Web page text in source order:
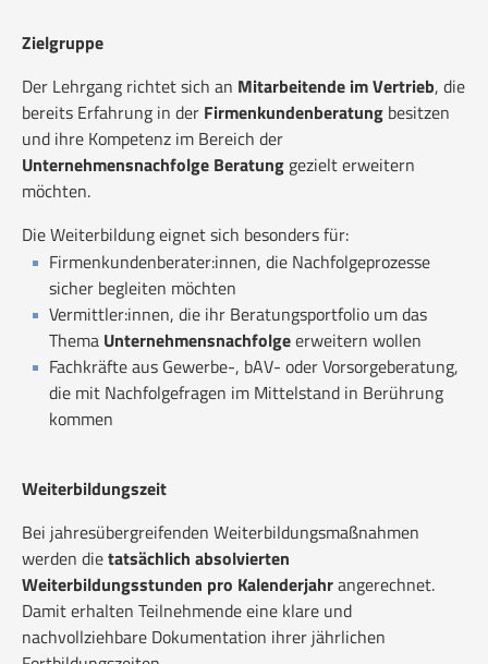
Zielgruppe
Der Lehrgang richtet sich an Mitarbeitende im Vertrieb, die
bereits Erfahrung in der Firmenkundenberatung besitzen
und ihre Kompetenz im Bereich der
Unternehmensnachfolge Beratung gezielt erweitern
möchten.
Die Weiterbildung eignet sich besonders für:
Firmenkundenberater:innen, die Nachfolgeprozesse
sicher begleiten möchten
Vermittler:innen, die ihr Beratungsportfolio um das
Thema Unternehmensnachfolgeerweitern wollen
Fachkräfte aus Gewerbe-, bAV- oder Vorsorgeberatung,
die mit Nachfolgefragen im Mittelstand in Berührung
kommen
Weiterbildungszeit
Bei jahresübergreifenden Weiterbildungsmaßnahmen
werden dietatsächlich absolvierten
Weiterbildungsstunden pro Kalenderjahrangerechnet.
Damit erhalten Teilnehmende eine klare und
nachvollziehbare Dokumentation ihrer jährlichen